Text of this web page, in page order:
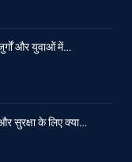
और युवाओं में…
सुरक्षा के लिए क्या…